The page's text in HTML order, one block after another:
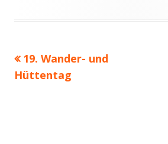
Beitragsnavigation
Vorheriger
Beitrag:
19. Wander- und
Hüttentag